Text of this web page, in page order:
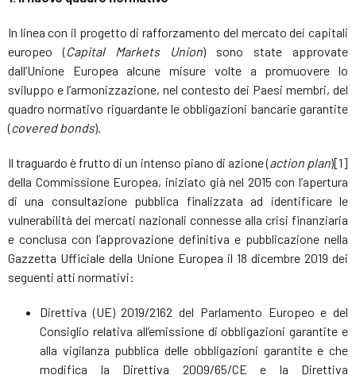
In linea con il progetto di rafforzamento del mercato dei capitali
europeo (Capital Markets Union) sono state approvate
dall’Unione Europea alcune misure volte a promuovere lo
sviluppo e l’armonizzazione, nel contesto dei Paesi membri, del
quadro normativo riguardante le obbligazioni bancarie garantite
(covered bonds).
Il traguardo è frutto di un intenso piano di azione (action plan)[1]
della Commissione Europea, iniziato già nel 2015 con l’apertura
di una consultazione pubblica finalizzata ad identificare le
vulnerabilità dei mercati nazionali connesse alla crisi finanziaria
e conclusa con l’approvazione definitiva e pubblicazione nella
Gazzetta Ufficiale della Unione Europea il 18 dicembre 2019 dei
seguenti atti normativi:
Direttiva (UE) 2019/2162 del Parlamento Europeo e del
Consiglio relativa all’emissione di obbligazioni garantite e
alla vigilanza pubblica delle obbligazioni garantite e che
modifica la Direttiva 2009/65/CE e la Direttiva